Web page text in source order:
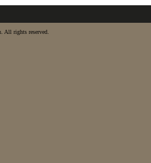
All rights reserved.